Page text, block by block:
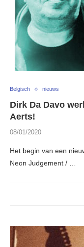
Belgisch nieuws
Dirk Da Davo
Aerts!
08/01/2020
Het begin van een
Neon Judgement / …